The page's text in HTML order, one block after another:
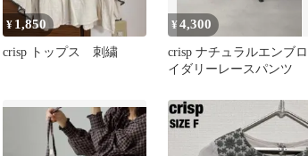
¥ 1,850
crisp トップス 刺繍
¥4,300
crisp ナチュラルエンブロ
イダリーレースパンツ